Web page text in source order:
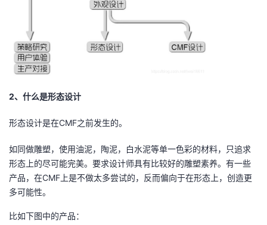
客
论
坛
的
圈
子
我
的
直
播
我
的
活
动
我
的
关
注
我
的
开
发
我
的
Programs
我
的
2、什么是形态设计
形态设计是在CMF之前发生的。
如同做雕塑，使用油泥，陶泥，白水泥等单一色彩的材料，只追求
形态上的尽可能完美。要求设计师具有比较好的雕塑素养。有一些
产品，在CMF上是不做太多尝试的，反而偏向于在形态上，创造更
多可能性。
比如下图中的产品：